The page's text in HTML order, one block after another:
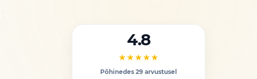
4.8
★★★★★
Põhinedes 29 arvustusel